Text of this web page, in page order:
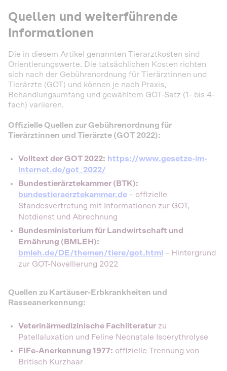
Quellen und weiterführende
Informationen
Die in diesem Artikel genannten Tierarztkosten sind
Orientierungswerte. Die tatsächlichen Kosten richten
sich nach der Gebührenordnung für Tierärztinnen und
Tierärzte (GOT) und können je nach Praxis,
Behandlungsumfang und gewähltem GOT-Satz (1- bis 4-
fach) variieren.
Offizielle Quellen zur Gebührenordnung für
Tierärztinnen und Tierärzte (GOT 2022):
Volltext der GOT 2022: https://www.gesetze-im-
internet.de/got_2022/
Bundestierärztekammer (BTK):
bundestieraerztekammer.de – offizielle
Standesvertretung mit Informationen zur GOT,
Notdienst und Abrechnung
Bundesministerium für Landwirtschaft und
Ernährung (BMLEH):
bmleh.de/DE/themen/tiere/got.html – Hintergrund
zur GOT-Novellierung 2022
Quellen zu Kartäuser-Erbkrankheiten und
Rasseanerkennung:
Veterinärmedizinische Fachliteratur zu
Patellaluxation und Feline Neonatale Isoerythrolyse
FIFe-Anerkennung 1977: offizielle Trennung von
Britisch Kurzhaar